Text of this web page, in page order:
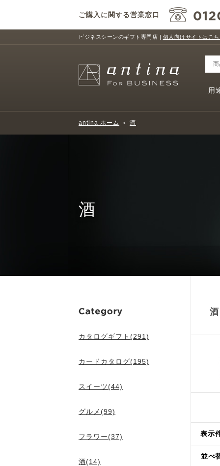
ご購入に関する営業窓口
ビジネスシーンのギフト専門店 | 個人向けサイトはこち
用
antina ホーム ＞ 酒
酒
カタログギフト(291)
カードカタログ(195)
スイーツ(44)
グルメ(99)
フラワー(37)
酒(14)
表示
並べ